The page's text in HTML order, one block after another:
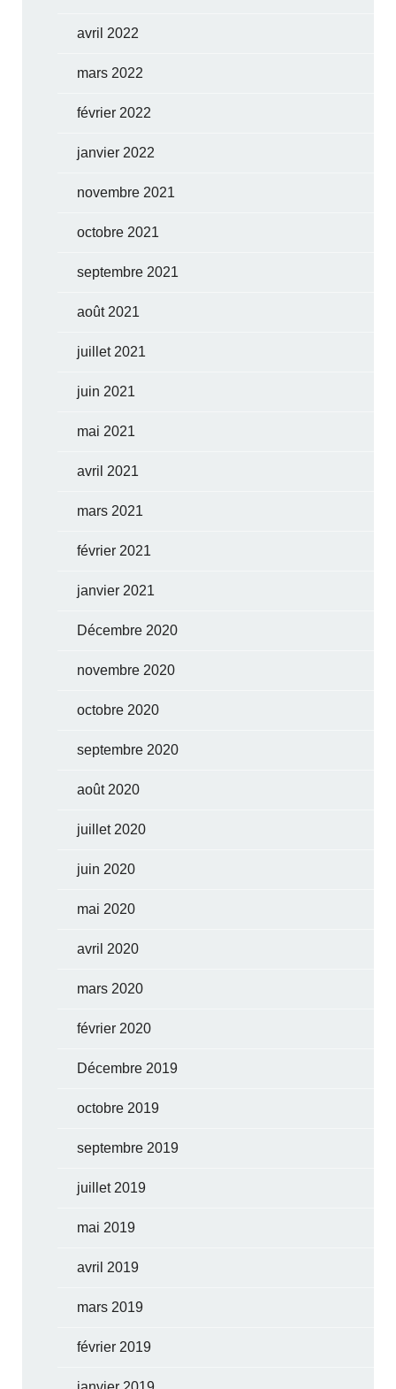
avril 2022
mars 2022
février 2022
janvier 2022
novembre 2021
octobre 2021
septembre 2021
août 2021
juillet 2021
juin 2021
mai 2021
avril 2021
mars 2021
février 2021
janvier 2021
Décembre 2020
novembre 2020
octobre 2020
septembre 2020
août 2020
juillet 2020
juin 2020
mai 2020
avril 2020
mars 2020
février 2020
Décembre 2019
octobre 2019
septembre 2019
juillet 2019
mai 2019
avril 2019
mars 2019
février 2019